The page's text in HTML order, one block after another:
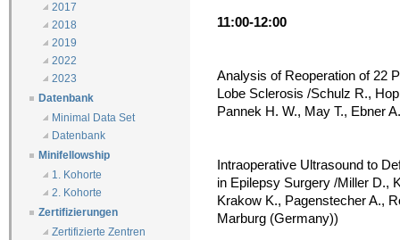
2017
2018
2019
2022
2023
Datenbank
Minimal Data Set
Datenbank
Minifellowship
1. Kohorte
2. Kohorte
Zertifizierungen
Zertifizierte Zentren
11:00-12:00
Analysis of Reoperation of 22
Lobe Sclerosis /Schulz R.,
Pannek H. W., May T., Ebner
Intraoperative Ultrasound to
in Epilepsy Surgery /Miller D.,
Krakow K., Pagenstecher A.,
Marburg (Germany))